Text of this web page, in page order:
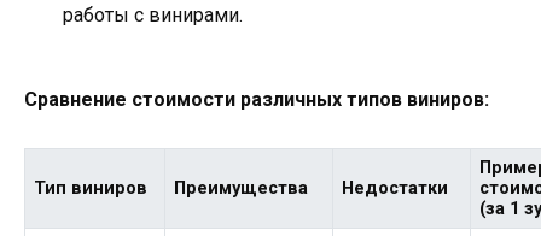
работы с винирами.
Сравнение стоимости различных типов виниров:
Тип виниров Преимущества Недостатки
(за 1